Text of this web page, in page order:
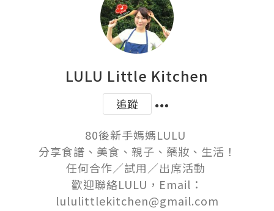
LULU Little Kitchen
追蹤
80後新手媽媽LULU
分享食譜、美食、親子、藥妝、生活！
任何合作／試用／出席活動
歡迎聯絡LULU，Email：
lululittlekitchen@gmail.com